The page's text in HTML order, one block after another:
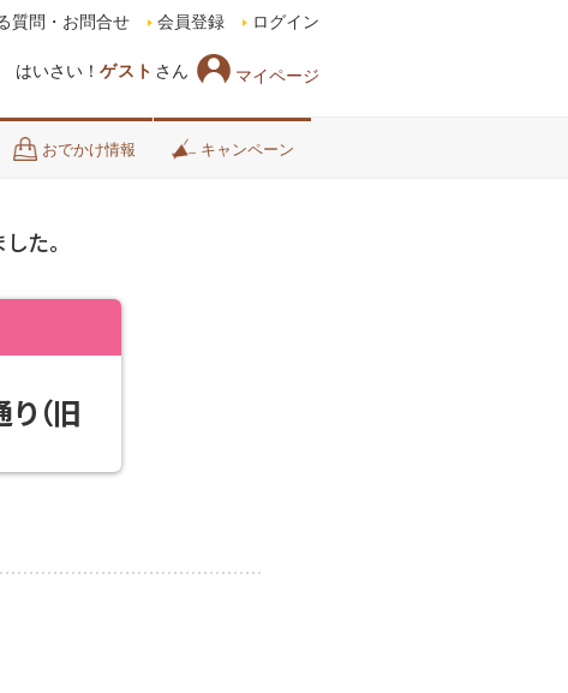
はいさい！ ゲスト さん マイページ
質問・お問合せ 会員登録 ログイン
おでかけ情報 キャンペーン
た。
（旧